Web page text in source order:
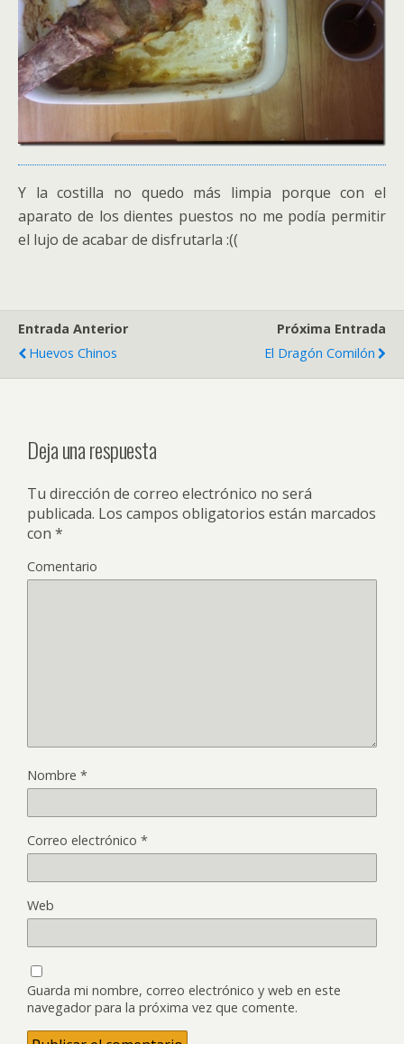
Y la costilla no quedo más limpia porque con el
aparato de los dientes puestos no me podía permitir
el lujo de acabar de disfrutarla :((
Entrada Anterior
Huevos Chinos
Próxima Entrada
El Dragón Comilón
Deja una respuesta
Tu dirección de correo electrónico no será
publicada. Los campos obligatorios están marcados
con *
Comentario
Nombre *
Correo electrónico *
Web
Guarda mi nombre, correo electrónico y web en este
navegador para la próxima vez que comente.